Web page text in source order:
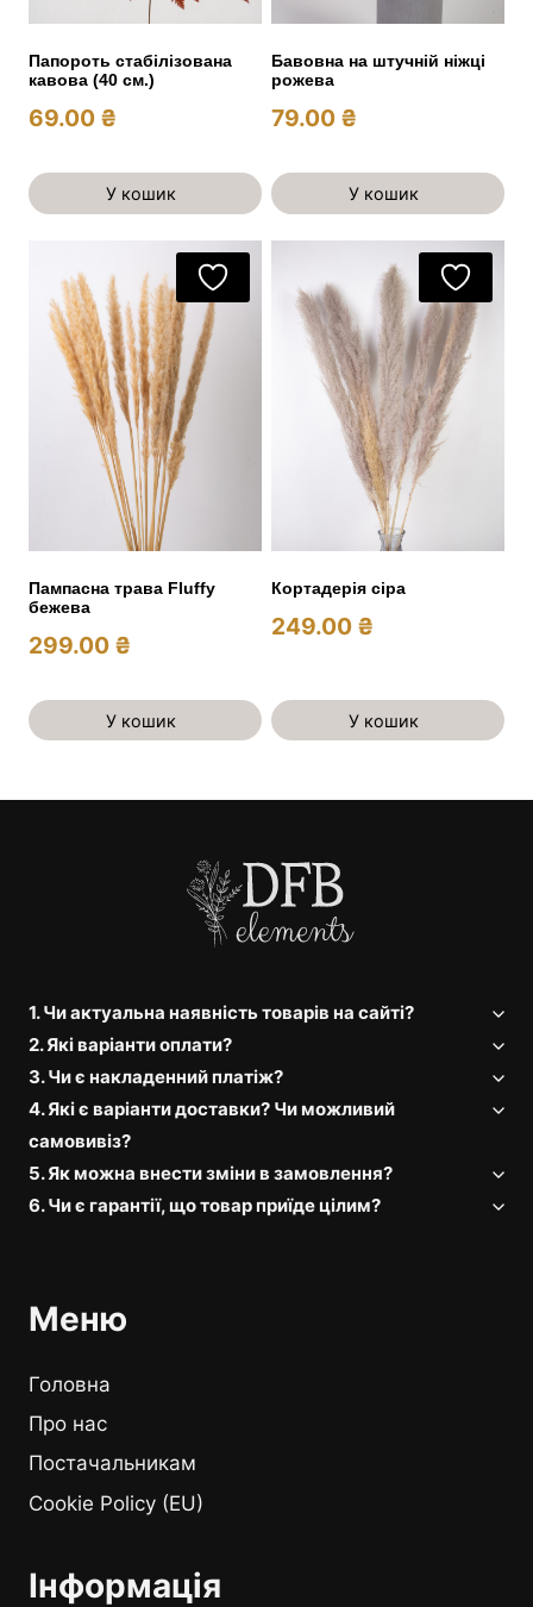
Папороть стабілізована
кавова (40 см.)
69.00 ₴
У кошик
Бавовна на штучній ніжці
рожева
79.00 ₴
У кошик
Пампасна трава Fluffy
бежева
299.00 ₴
У кошик
Кортадерія сіра
249.00 ₴
У кошик
1. Чи актуальна наявність товарів на сайті?
2. Які варіанти оплати?
3. Чи є накладенний платіж?
4. Які є варіанти доставки? Чи можливий
самовивіз?
5. Як можна внести зміни в замовлення?
6. Чи є гарантії, що товар приїде цілим?
Меню
Головна
Про нас
Постачальникам
Cookie Policy (EU)
Інформація